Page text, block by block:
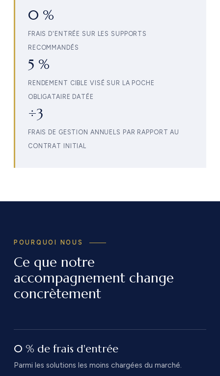
0 %
FRAIS D'ENTRÉE SUR LES SUPPORTS
RECOMMANDÉS
5 %
RENDEMENT CIBLE VISÉ SUR LA POCHE
OBLIGATAIRE DATÉE
÷3
FRAIS DE GESTION ANNUELS PAR RAPPORT AU
CONTRAT INITIAL
POURQUOI NOUS
Ce que notre
accompagnement change
concrètement
0 % de frais d'entrée
Parmi les solutions les moins chargées du marché.